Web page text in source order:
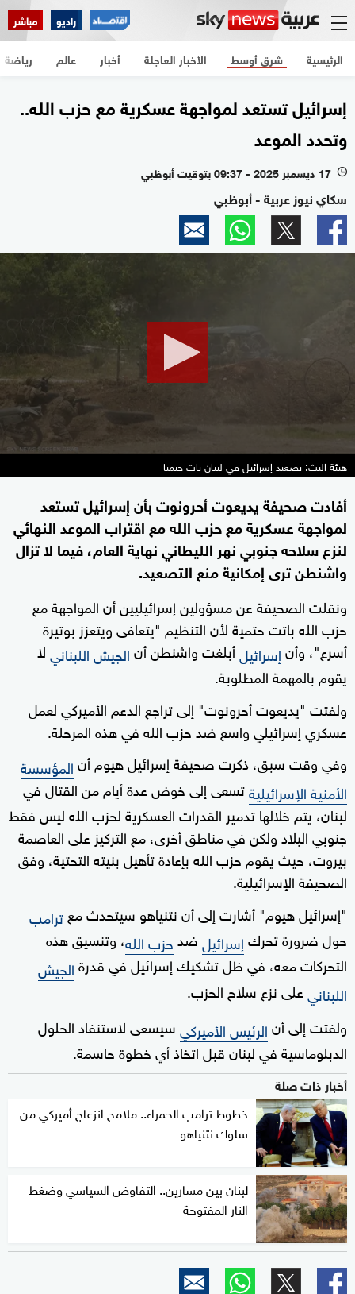
راديو مباشر
الرئيسية الأخبار العاجلة أخبار شرق أوسط عالم رياضة
إسرائيل تستعد لمواجهة عسكرية مع حزب الله..
وتحدد الموعد
l 17 ديسمبر 2025 - 09:37 بتوقيت أبوظبي
سكاي نيوز عربية - أبوظبي
seconds
هيئة البث: تصعيد إسرائيل في لبنان بات حتميا
أفادت صحيفة يديعوت أحرونوت بأن إسرائيل تستعد
لمواجهة عسكرية مع حزب الله مع اقتراب الموعد النهائي
لنزع سلاحه جنوبي نهر الليطاني نهاية العام، فيما لا تزال
واشنطن ترى إمكانية منع التصعيد.
ونقلت الصحيفة عن مسؤولين إسرائيليين أن المواجهة مع
حزب الله باتت حتمية لأن التنظيم "يتعافى ويتعزز بوتيرة
أسرع"، وأنإسرائيلأبلغت واشنطن أنالجيش اللبنانيلا
يقوم بالمهمة المطلوبة.
ولفتت "يديعوت أحرونوت" إلى تراجع الدعم الأميركي لعمل
عسكري إسرائيلي واسع ضد حزب الله في هذه المرحلة.
وفي وقت سبق، ذكرت صحيفة إسرائيل هيوم أنالمؤسسة
الأمنية الإسرائيليةتسعى إلى خوض عدة أيام من القتال في
لبنان، يتم خلالها تدمير القدرات العسكرية لحزب الله ليس فقط
جنوبي البلاد ولكن في مناطق أخرى، مع التركيز على العاصمة
بيروت، حيث يقوم حزب الله بإعادة تأهيل بنيته التحتية، وفق
الصحيفة الإسرائيلية.
"إسرائيل هيوم" أشارت إلى أن نتنياهو سيتحدث معترامب
حول ضرورة تحركإسرائيلضدحزب الله، وتنسيق هذه
التحركات معه، في ظل تشكيك إسرائيل في قدرةالجيش
اللبنانيعلى نزع سلاح الحزب.
ولفتت إلى أنالرئيس الأميركيسيسعى لاستنفاد الحلول
الدبلوماسية في لبنان قبل اتخاذ أي خطوة حاسمة.
أخبار ذات صلة
خطوط ترامب الحمراء.. ملامح انزعاج أميركي من
سلوك نتنياهو
لبنان بين مسارين.. التفاوض السياسي وضغط
النار المفتوحة